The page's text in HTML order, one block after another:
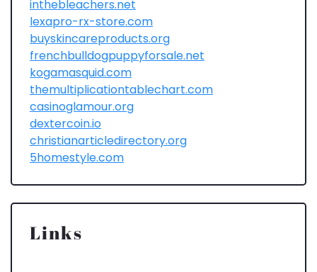
inthebleachers.net
lexapro-rx-store.com
buyskincareproducts.org
frenchbulldogpuppyforsale.net
kogamasquid.com
themultiplicationtablechart.com
casinoglamour.org
dextercoin.io
christianarticledirectory.org
5homestyle.com
Links